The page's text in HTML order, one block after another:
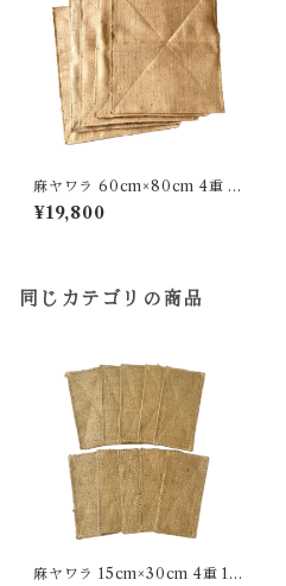
麻ヤワラ 60cm×80cm 4重 1
0枚入り
¥19,800
同じカテゴリの商品
麻ヤワラ 15cm×30cm 4重 10